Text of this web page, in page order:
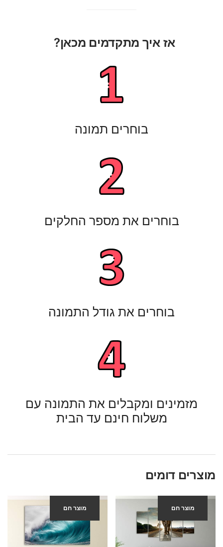
אז איך מתקדמים מכאן?
בוחרים תמונה
בוחרים את מספר החלקים​
בוחרים את גודל התמונה
מזמינים ומקבלים את התמונה עם
משלוח חינם עד הבית
מוצרים דומים
-40%מוצר חם -40%מוצר חם